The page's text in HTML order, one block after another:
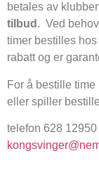
betales av
tilbud . Ved
timer bestilles
rabatt og er
For å bestille
eller spiller
telefon 628 12950